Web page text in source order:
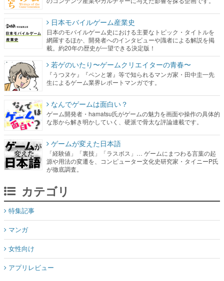
日本モバイルゲーム産業史
日本のモバイルゲーム史における主要なトピック・タイトルを
網羅するほか、開発者へのインタビューや識者による解説を掲
載。約20年の歴史が一望できる決定版！
若ゲのいたり〜ゲームクリエイターの青春〜
『うつヌケ』『ペンと箸』等で知られるマンガ家・田中圭一先
生によるゲーム業界レポートマンガです。
なんでゲームは面白い？
ゲーム開発者・hamatsu氏がゲームの魅力を画面や操作の具体的
な形から解き明かしていく、硬派で骨太な評論連載です。
ゲームが変えた日本語
「経験値」「裏技」「ラスボス」… ゲームにまつわる言葉の起
源や用法の変遷を、コンピューター文化史研究家・タイニーP氏
が徹底調査。
カテゴリ
特集記事
マンガ
女性向け
アプリレビュー